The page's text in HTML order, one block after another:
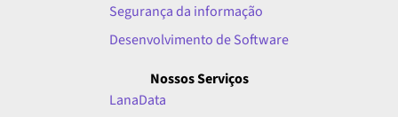
Segurança da informação
Desenvolvimento de Software
Nossos Serviços
LanaData